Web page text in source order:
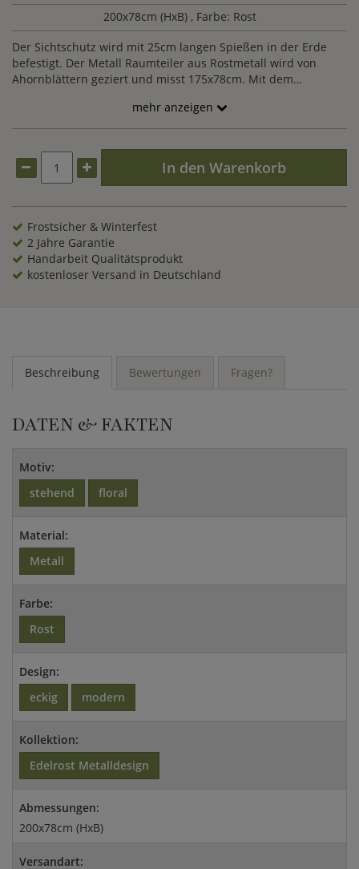
200x78cm (HxB) , Farbe: Rost
Der Sichtschutz wird mit 25cm langen Spießen in der Erde
befestigt. Der Metall Raumteiler aus Rostmetall wird von
Ahornblättern geziert und misst 175x78cm. Mit dem
schaffen und so eine neue Dynamik entwickeln.
mehr anzeigen
In den Warenkorb
Frostsicher & Winterfest
2 Jahre Garantie
Handarbeit Qualitätsprodukt
kostenloser Versand in Deutschland
Beschreibung Bewertungen Fragen?
DATEN & FAKTEN
Motiv:
stehend
floral
Material:
Metall
Farbe:
Rost
Design:
eckig
modern
Kollektion:
Edelrost Metalldesign
Abmessungen:
200x78cm (HxB)
Versandart: